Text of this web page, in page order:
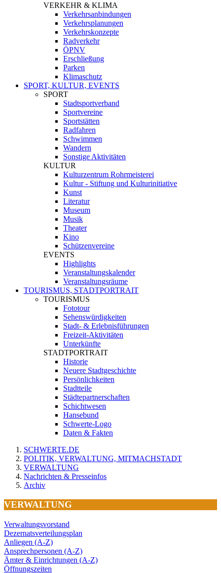
VERKEHR & KLIMA
Verkehrsanbindungen
Verkehrsplanungen
Verkehrskonzepte
Radverkehr
ÖPNV
Erschließung
Parken
Klimaschutz
SPORT, KULTUR, EVENTS
SPORT
Stadtsportverband
Sportvereine
Sportstätten
Radfahren
Schwimmen
Wandern
Sonstige Aktivitäten
KULTUR
Kulturzentrum Rohrmeisterei
Kultur - Stiftung und Kulturinitiative
Kunst
Literatur
Museum
Musik
Theater
Kino
Schützenvereine
EVENTS
Highlights
Veranstaltungskalender
Veranstaltungsräume
TOURISMUS, STADTPORTRAIT
TOURISMUS
Fototour
Sehenswürdigkeiten
Stadt- & Erlebnisführungen
Freizeit-Aktivitäten
Unterkünfte
STADTPORTRAIT
Historie
Neuere Stadtgeschichte
Persönlichkeiten
Stadtteile
Städtepartnerschaften
Schichtwesen
Hansebund
Schwerte-Logo
Daten & Fakten
SCHWERTE.DE
POLITIK, VERWALTUNG, MITMACHSTADT
VERWALTUNG
Nachrichten & Presseinfos
Archiv
VERWALTUNG
Verwaltungsvorstand
Dezernatsverteilungsplan
Anliegen (A-Z)
Ansprechpersonen (A-Z)
Ämter & Einrichtungen (A-Z)
Öffnungszeiten